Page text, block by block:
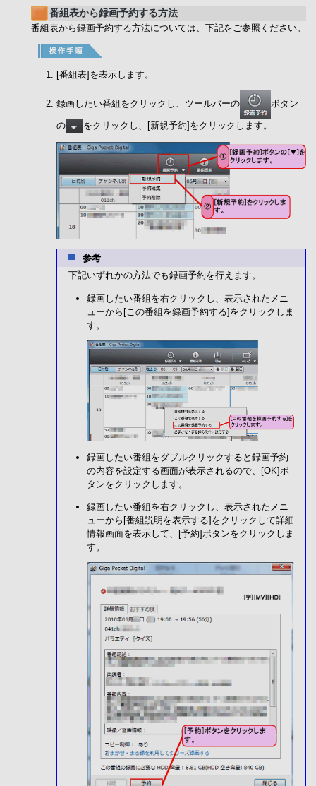
番組表から録画予約する方法
番組表から録画予約する方法については、下記をご参照ください。
[番組表]を表示します。
録画したい番組をクリックし、ツールバーの ボタン
の をクリックし、[新規予約]をクリックします。
参考
下記いずれかの方法でも録画予約を行えます。
録画したい番組を右クリックし、表示されたメニ
ューから[この番組を録画予約する]をクリックしま
す。
録画したい番組をダブルクリックすると録画予約
の内容を設定する画面が表示されるので、[OK]ボ
タンをクリックします。
録画したい番組を右クリックし、表示されたメニ
ューから[番組説明を表示する]をクリックして詳細
情報画面を表示して、[予約]ボタンをクリックしま
す。